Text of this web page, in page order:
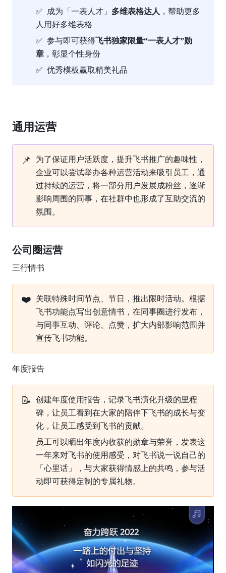
✅  成为「一表人才」 多维表格达人 ，帮助更多
人用好多维表格
✅  参与即可获得飞书独家限量“一表人才”勋
章，彰显个性身份
✅  优秀模板赢取精美礼品
通用运营
📌
为了保证用户活跃度，提升飞书推广的趣味性，
企业可以尝试举办各种运营活动来吸引员工，通
过持续的运营，将一部分用户发展成粉丝，逐渐
影响周围的同事，在社群中也形成了互助交流的
氛围。
公司圈运营
三行情书
❤️
关联特殊时间节点、节日，推出限时活动。根据
飞书功能点写出创意情书，在同事圈进行发布，
与同事互动、评论、点赞，扩大内部影响范围并
宣传飞书功能。
年度报告
📝
创建年度使用报告，记录飞书演化升级的里程
碑，让员工看到在大家的陪伴下飞书的成长与变
化，让员工感受到飞书的贡献。
员工可以晒出年度内收获的勋章与荣誉，发表这
一年来对飞书的使用感受，对飞书说一说自己的
「心里话」，与大家获得情感上的共鸣，参与活
动即可获得定制的专属礼物。